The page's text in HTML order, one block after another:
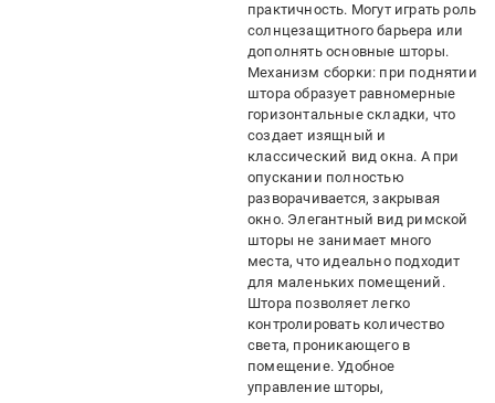
практичность. Могут играть роль
солнцезащитного барьера или
дополнять основные шторы.
Механизм сборки: при поднятии
штора образует равномерные
горизонтальные складки, что
создает изящный и
классический вид окна. А при
опускании полностью
разворачивается, закрывая
окно. Элегантный вид римской
шторы не занимает много
места, что идеально подходит
для маленьких помещений.
Штора позволяет легко
контролировать количество
света, проникающего в
помещение. Удобное
управление шторы,